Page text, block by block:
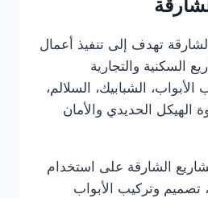
تهدف إلى تنفيذ أعمال
السكنية والتجارية
الشبابيك، السلالم،
الهيكل الحديدي والأمان
الشارقة على استخدام
تصميم وتركيب الأبواب